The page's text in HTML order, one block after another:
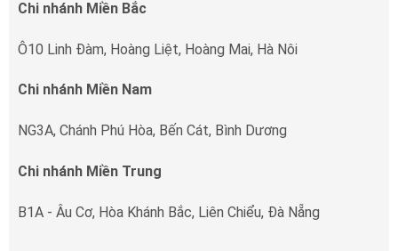
Chi nhánh Miền Bắc
Ô10 Linh Đàm, Hoàng Liệt, Hoàng Mai, Hà Nôi
Chi nhánh Miền Nam
NG3A, Chánh Phú Hòa, Bến Cát, Bình Dương
Chi nhánh Miền Trung
B1A - Âu Cơ, Hòa Khánh Bắc, Liên Chiểu, Đà Nẵng